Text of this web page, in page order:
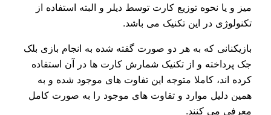
میز و یا نحوه توزیع کارت توسط دیلر و البته استفاده از
تکنولوژی در این تکنیک می باشد.
بازیکنانی که به هر دو صورت گفته شده به انجام بازی بلک
جک پرداخته و از تکنیک شمارش کارت ها در آن استفاده
کرده اند، کاملا متوجه این تفاوت های موجود شده و به
همین دلیل موارد و تقاوت های موجود را به صورت کامل
معرفی می کنند.